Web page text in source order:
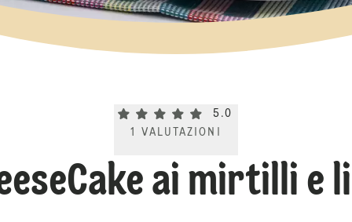
Current rating 5.0. Click to rate.
5.0
1
VALUTAZIONI
ai mirtilli e